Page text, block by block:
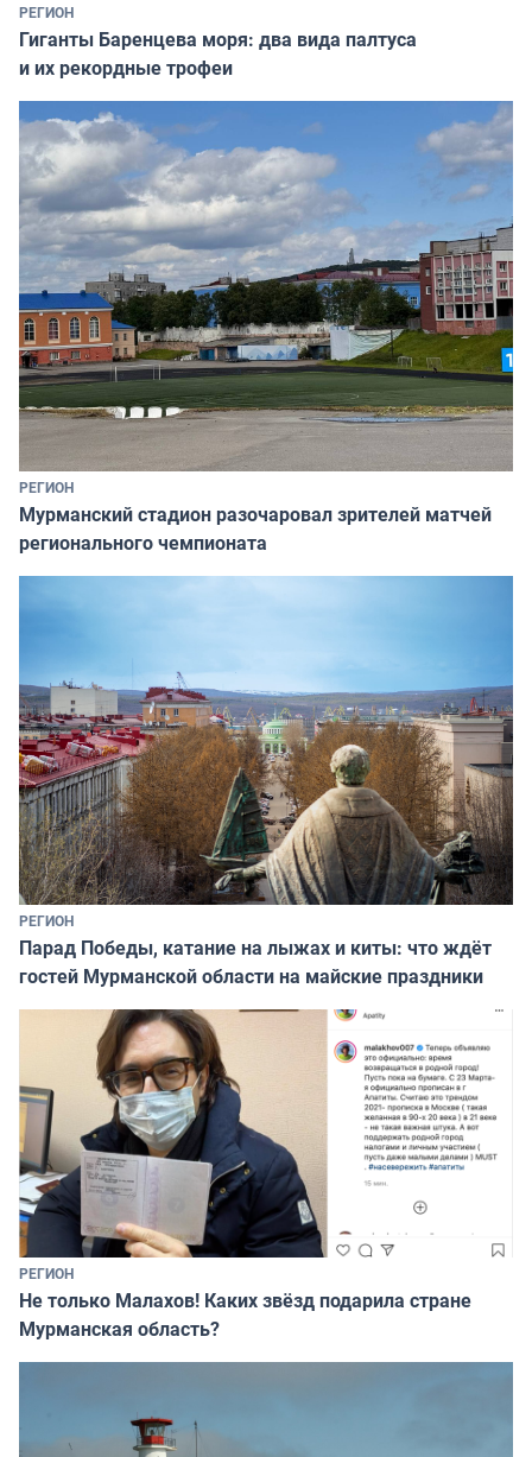
РЕГИОН
Гиганты Баренцева моря: два вида палтуса
и их рекордные трофеи
РЕГИОН
Мурманский стадион разочаровал зрителей матчей
регионального чемпионата
РЕГИОН
Парад Победы, катание на лыжах и киты: что ждёт
гостей Мурманской области на майские праздники
РЕГИОН
Не только Малахов! Каких звёзд подарила стране
Мурманская область?